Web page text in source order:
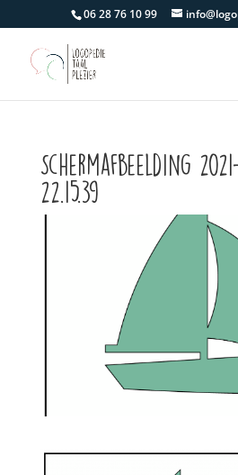
06 28 76 10 99
Schermafbeelding
22.15.39